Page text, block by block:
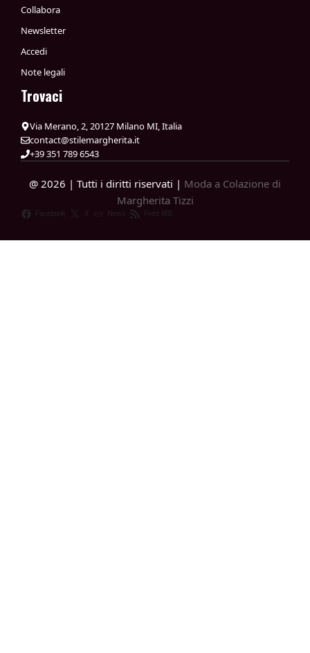
Collabora
Newsletter
Accedi
Note legali
Trovaci
Via Merano, 2, 20127 Milano MI, Italia
contact@stilemargherita.it
+39 351 789 6543
@ 2026 | Tutti i diritti riservati | Moda a Colazione di
Margherita Tizzi
Facebook X News Feed RSS